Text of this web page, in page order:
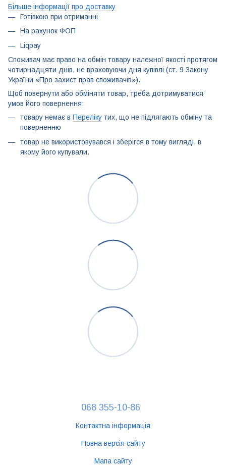
Більше інформації про доставку
Готівкою при отриманні
На рахунок ФОП
Liqpay
Споживач має право на обмін товару належної якості протягом
чотирнадцяти днів, не враховуючи дня купівлі (ст. 9 Закону
України «Про захист прав споживачів»).
Щоб повернути або обміняти товар, треба дотримуватися
умов його повернення:
товару немає в Переліку тих, що не підлягають обміну та
поверненню
товар не використовувався і зберігся в тому вигляді, в
якому його купували.
068 355-10-86
Контактна інформація
Повна версія сайту
Мапа сайту